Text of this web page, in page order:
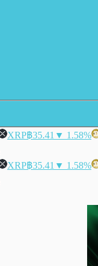
XRP฿35.41 ▼ 1.58%
XRP฿35.41 ▼ 1.58%